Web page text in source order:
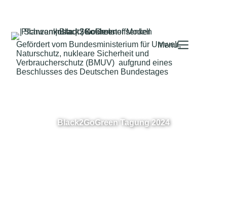
Menu
Gefördert vom Bundesministerium für Umwelt,
Naturschutz, nukleare Sicherheit und
Verbraucherschutz (BMUV) aufgrund eines
Beschlusses des Deutschen Bundestages
Black2GoGreen Tagung 2024